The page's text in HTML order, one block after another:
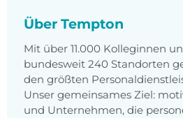
Über Tempton
Mit über 11.000 Kolleginnen
bundesweit 240 Standorten
den größten
Unser gemeinsames Ziel:
und Unternehmen, die